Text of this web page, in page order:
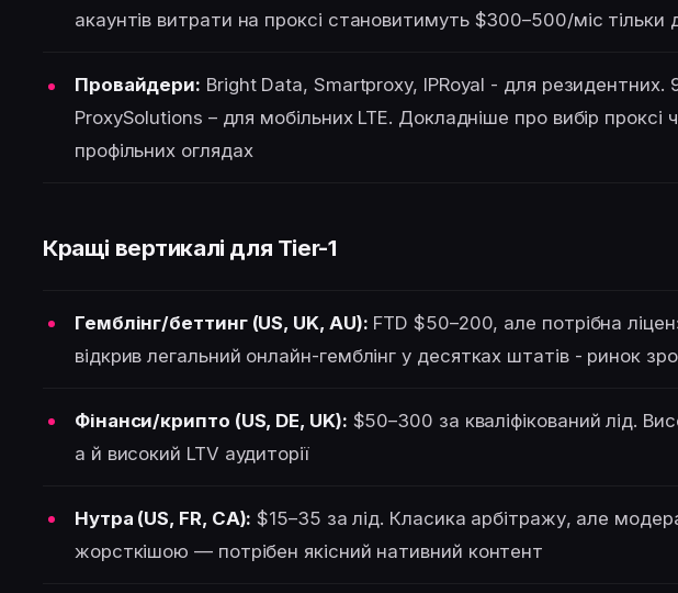
акаунтів витрати на проксі становитимуть $300–500/міс тільки
Провайдери: Bright Data, Smartproxy, IPRoyal - для резидентних.
ProxySolutions – для мобільних LTE. Докладніше про вибір проксі
профільних оглядах
Кращі вертикалі для Tier-1
Гемблінг/беттинг (US, UK, AU): FTD $50–200, але потрібна
відкрив легальний онлайн-гемблінг у десятках штатів - ринок
Фінанси/крипто (US, DE, UK): $50–300 за кваліфікований лід.
а й високий LTV аудиторії
Нутра (US, FR, CA): $15–35 за лід. Класика арбітражу, але
жорсткішою — потрібен якісний нативний контент